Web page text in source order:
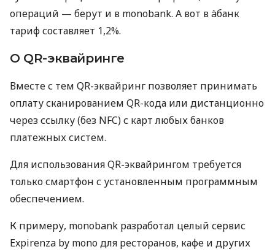
операций — берут и в monobank. А вот в àбанк
тариф составляет 1,2%.
О QR-эквайринге
Вместе с тем QR-эквайринг позволяет принимать
оплату сканированием QR-кода или дистанционно
через ссылку (без NFC) с карт любых банков
платежных систем.
Для использования QR-эквайрингом требуется
только смартфон с установленным программным
обеспечением.
К примеру, monobank разработал целый сервис
Expirenza by mono для ресторанов, кафе и других